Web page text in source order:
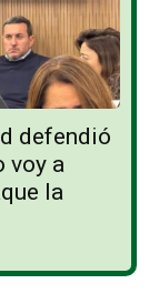
defendió
voy a
la